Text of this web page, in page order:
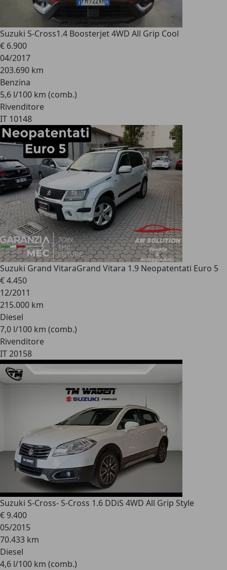
Suzuki S-Cross1.4 Boosterjet 4WD All Grip Cool
€ 6.900
04/2017
203.690 km
Benzina
5,6 l/100 km (comb.)
Rivenditore
IT 10148
Suzuki Grand VitaraGrand Vitara 1.9 Neopatentati Euro 5
€ 4.450
12/2011
215.000 km
Diesel
7,0 l/100 km (comb.)
Rivenditore
IT 20158
Suzuki S-Cross- S-Cross 1.6 DDiS 4WD All Grip Style
€ 9.400
05/2015
70.433 km
Diesel
4,6 l/100 km (comb.)